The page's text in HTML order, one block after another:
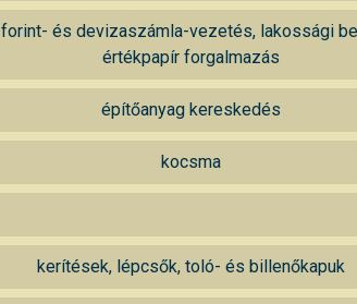
forint- és devizaszámla-vezetés, lakossági
értékpapír forgalmazás
építőanyag kereskedés
kocsma
kerítések, lépcsők, toló- és billenőkapuk